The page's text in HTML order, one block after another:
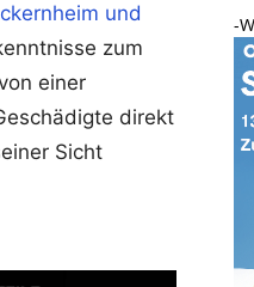
und
zum
einer
direkt
Sicht
-